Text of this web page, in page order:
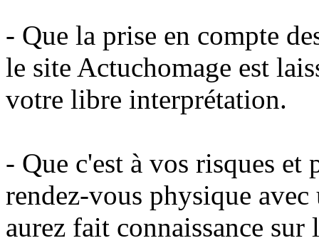
- Que la prise en compte
le site Actuchomage est
votre libre interprétation.
- Que c'est à vos risques
rendez-vous physique
aurez fait connaissance sur